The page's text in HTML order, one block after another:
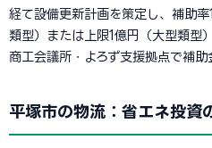
経て設備更新計画を策定し、補助
類型）または上限1億円（大型類型
商工会議所・よろず支援拠点で補助
平塚市の物流：省エネ投資